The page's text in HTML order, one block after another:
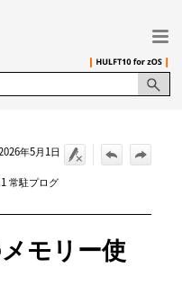
スキップ
年5月1日
常駐プログ
モリー使